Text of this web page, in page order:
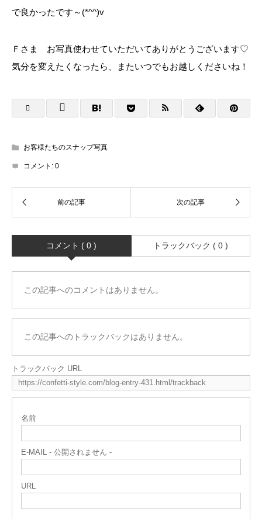
で良かったです～(*^^)v
Ｆさま お写真使わせていただいてありがとうございます♡
気分を変えたくなったら、またいつでもお越しくださいね！
お客様たちのスナップ写真
コメント: 0
コメント ( 0 ) トラックバック ( 0 )
この記事へのコメントはありません。
この記事へのトラックバックはありません。
トラックバック URL
名前
E-MAIL - 公開されません -
URL